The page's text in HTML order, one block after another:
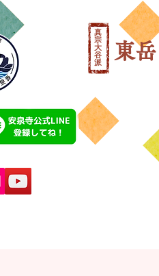
真
宗
大
谷
​派
東